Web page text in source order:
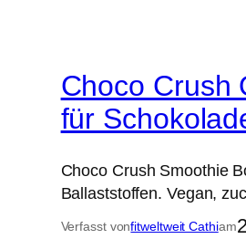
Choco Crush
für
Choco Crush Smoothie
Ballaststoffen. Vegan,
Verfasst vonfitweltweit Cathiam